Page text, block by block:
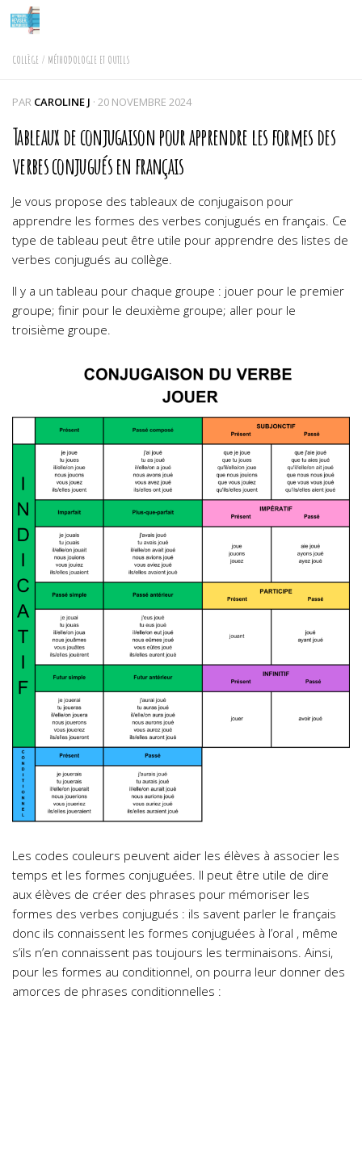
Skip to content
COLLÈGE / MÉTHODOLOGIE ET OUTILS
PAR CAROLINE J · 20 NOVEMBRE 2024
Tableaux de conjugaison pour apprendre les formes des
verbes conjugués en français
Je vous propose des tableaux de conjugaison pour
apprendre les formes des verbes conjugués en français. Ce
type de tableau peut être utile pour apprendre des listes de
verbes conjugués au collège.
Il y a un tableau pour chaque groupe : jouer pour le premier
groupe; finir pour le deuxième groupe; aller pour le
troisième groupe.
Les codes couleurs peuvent aider les élèves à associer les
temps et les formes conjuguées. Il peut être utile de dire
aux élèves de créer des phrases pour mémoriser les
formes des verbes conjugués : ils savent parler le français
donc ils connaissent les formes conjuguées à l’oral , même
s’ils n’en connaissent pas toujours les terminaisons. Ainsi,
pour les formes au conditionnel, on pourra leur donner des
amorces de phrases conditionnelles :